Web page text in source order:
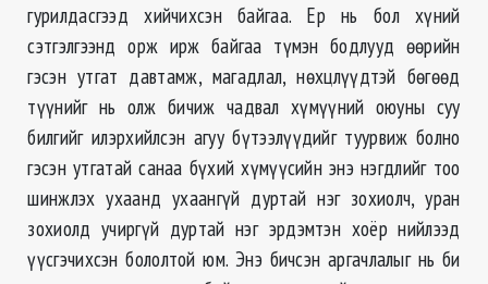
гурилдасгээд хийчихсэн байгаа. Ер нь бол хүний
сэтгэлгээнд орж ирж байгаа түмэн бодлууд өөрийн
гэсэн утгат давтамж, магадлал, нөхцлүүдтэй бөгөөд
түүнийг нь олж бичиж чадвал хүмүүний оюуны суу
билгийг илэрхийлсэн агуу бүтээлүүдийг туурвиж болно
гэсэн утгатай санаа бүхий хүмүүсийн энэ нэгдлийг тоо
шинжлэх ухаанд ухаангүй дуртай нэг зохиолч, уран
зохиолд учиргүй дуртай нэг эрдэмтэн хоёр нийлээд
үүсгэчихсэн бололтой юм. Энэ бичсэн аргачлалыг нь би